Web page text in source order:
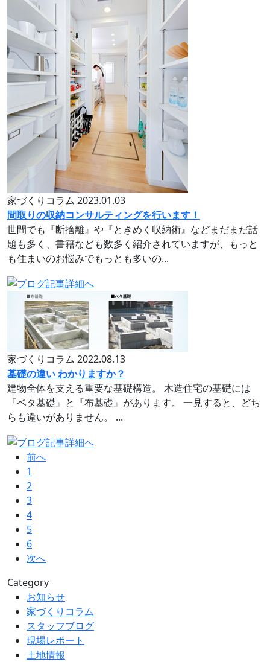
家づくりコラム 2023.01.03
間取りの収納コンサルティングを行います！
世間でも『断捨離』や『ときめく収納術』などまだまだ話
題も多く、書籍なども数多く紹介されていますが、もっと
も住まいのお悩みでもっとも多いの...
家づくりコラム 2022.08.13
基礎の違い わかりますか？
建物全体を支える重要な基礎構造。 木造住宅の基礎には
『ベタ基礎』と『布基礎』があります。 一見すると、どち
らも違いがありません。 ...
前へ
1
2
3
4
5
6
次へ
Category
お知らせ
家づくりコラム
スタッフブログ
現場レポート
土地情報